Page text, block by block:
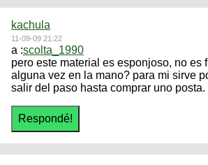
kachula
11-09-09 21:22
a :scolta_1990
pero este material es esponjoso, no es
alguna vez en la mano? para mi sirve
salir del paso hasta comprar uno posta.